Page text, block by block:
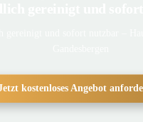
kostenloses Angebot